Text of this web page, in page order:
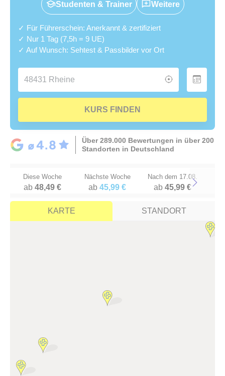
Studenten & Trainer Weitere
✓ Für Führerschein: Anerkannt & zertifiziert
✓ Nur 1 Tag (7,5h = 9 UE)
✓ Auf Wunsch: Sehtest & Passbilder vor Ort
KURS FINDEN
Über 289.000 Bewertungen in über 200
Standorten in Deutschland
Diese Woche
ab48,49 €
Nächste Woche
ab45,99 €
Nach dem 17.08.
ab 45,99 €Next
KARTE STANDORT